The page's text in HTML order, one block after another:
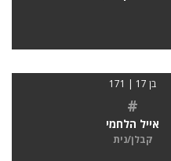
בן 17 | 171
#
אייל הלחמי
קבלן/נית